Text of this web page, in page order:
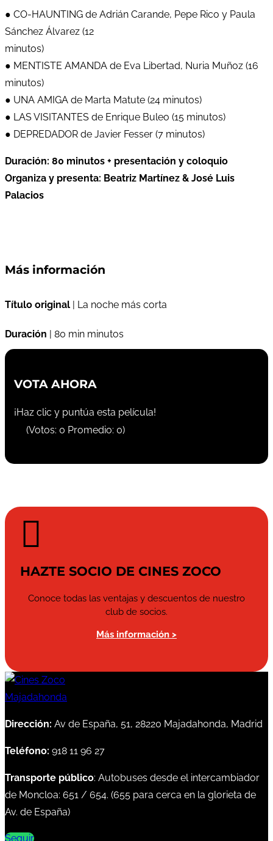
● CO-HAUNTING de Adrián Carande, Pepe Rico y Paula
Sánchez Álvarez (12
minutos)
● MENTISTE AMANDA de Eva Libertad, Nuria Muñoz (16
minutos)
● UNA AMIGA de Marta Matute (24 minutos)
● LAS VISITANTES de Enrique Buleo (15 minutos)
● DEPREDADOR de Javier Fesser (7 minutos)
Duración: 80 minutos + presentación y coloquio
Organiza y presenta: Beatriz Martínez & José Luis
Palacios
Más información
Título original | La noche más corta
Duración | 80 min minutos
VOTA AHORA
¡Haz clic y puntúa esta película!
(Votos: 0 Promedio: 0)

HAZTE SOCIO DE CINES ZOCO
Conoce todas las ventajas y descuentos de nuestro
club de socios.
Más información >
Dirección: Av de España, 51, 28220 Majadahonda, Madrid
Teléfono: 918 11 96 27
Transporte público: Autobuses desde el intercambiador
de Moncloa: 651 / 654. (655 para cerca en la glorieta de
Av. de España)
Seguir